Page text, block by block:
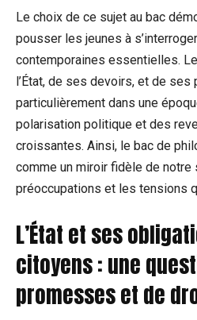
Le choix de ce sujet au bac
pousser les jeunes à
contemporaines essentielles.
l’État, de ses devoirs, et de
particulièrement dans une
polarisation politique et des
croissantes. Ainsi, le bac de
comme un miroir fidèle de
préoccupations et les tensions
L’État et ses
citoyens : une
promesses et de